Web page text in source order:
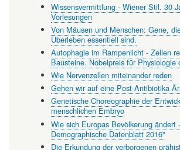
Wissensvermittlung - Wiener Stil. 30
Vorlesungen
Von Mäusen und Menschen: Gene,
Überleben essentiell sind.
Autophagie im Rampenlicht - Zellen
Bausteine. Nobelpreis für Physiologie
Wie Nervenzellen miteinander reden
Gehen wir auf eine Post-Antibiotika
Genetische Choreographie der
menschlichen Embryo
Wie sich Europas Bevölkerung ändert
Demographische Datenblatt 2016"
Die Erkundung der verborgenen